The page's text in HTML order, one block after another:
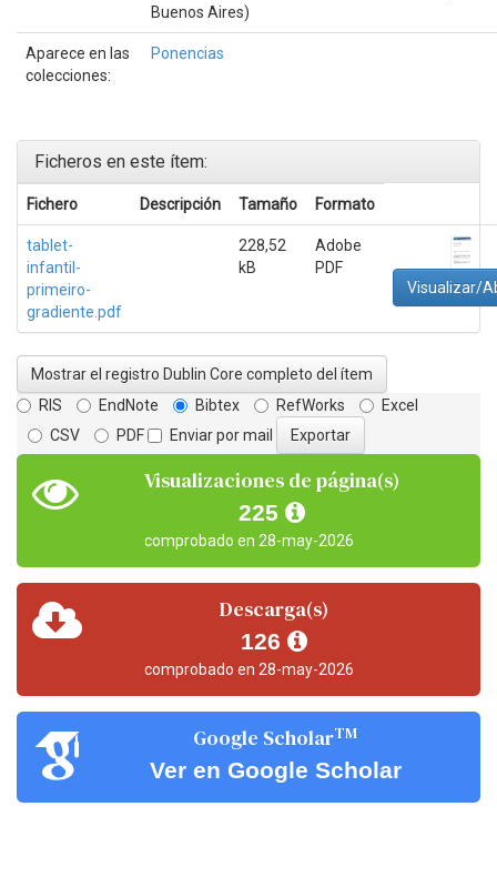
Buenos Aires)
Aparece en las
colecciones:
Ponencias
Ficheros en este ítem:
Fichero Descripción Tamaño Formato
tablet-
infantil-
primeiro-
gradiente.pdf
228,52
kB
Adobe
PDF
Visualizar/
Mostrar el registro Dublin Core completo del ítem
RIS
EndNote Bibtex RefWorks
Excel
CSV
PDF Enviar por mail
Visualizaciones de página(s)
225
comprobado en 28-may-2026
Descarga(s)
126
comprobado en 28-may-2026
Google ScholarTM
Ver en Google Scholar